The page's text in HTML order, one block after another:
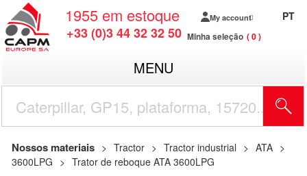
1955 em estoque
+33 (0)3 44 32 32 50
My account
Minha seleção 0
PT
MENU
Nossos materiais Tractor Tractor industrial
ATA
3600LPG
Trator de reboque ATA 3600LPG